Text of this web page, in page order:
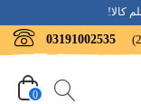
03191002535
0